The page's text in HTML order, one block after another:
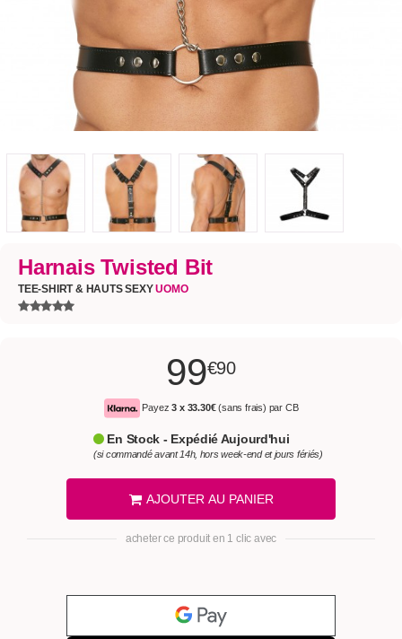
Harnais Twisted Bit
TEE-SHIRT & HAUTS SEXYUOMO
99€90
Payez3 x 33.30€(sans frais) par CB
En Stock - Expédié Aujourd'hui
(si commandé avant 14h, hors week-end et jours fériés)
AJOUTER AU PANIER
acheter ce produit en 1 clic avec